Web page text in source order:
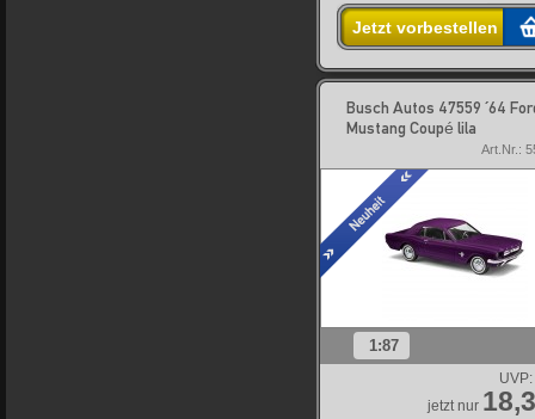
Jetzt vorbestellen
Busch Autos 47559 ´64
Mustang Coupé lila
Art.Nr.:
1:87
UVP:
jetzt nur